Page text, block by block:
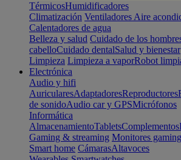
TérmicosHumidificadores
Climatización Ventiladores Aire
Calentadores de agua
Belleza y salud Cuidado de los
cabelloCuidado dentalSalud y bienestar
Limpieza Limpieza a vaporRobot
Electrónica
Audio y hifi
AuricularesAdaptadoresReproductores
de sonidoAudio car y GPSMicrófonos
Informática
AlmacenamientoTabletsComplementos
Gaming & streaming Monitores gaming
Smart home CámarasAltavoces